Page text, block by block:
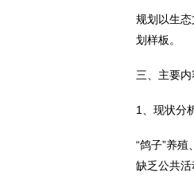
规划以生
划样板。
三、主要内
1、现状分
“鸽子”养
缺乏公共活